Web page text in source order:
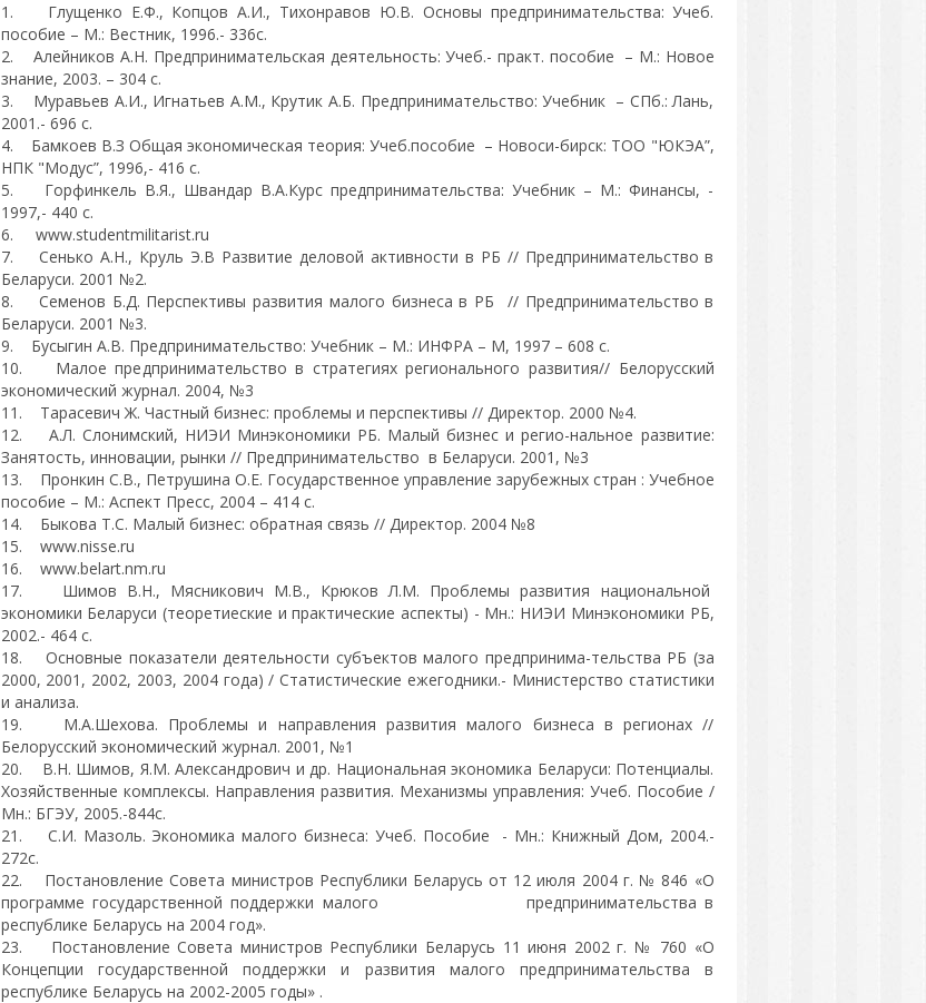
1. Глущенко Е.Ф., Копцов А.И., Тихонравов Ю.В. Основы предпринимательства: Учеб.
пособие – М.: Вестник, 1996.- 336с.
2. Алейников А.Н. Предпринимательская деятельность: Учеб.- практ. пособие – М.: Новое
знание, 2003. – 304 с.
3. Муравьев А.И., Игнатьев А.М., Крутик А.Б. Предпринимательство: Учебник – СПб.: Лань,
2001.- 696 с.
4. Бамкоев В.З Общая экономическая теория: Учеб.пособие – Новоси-бирск: ТОО "ЮКЭА”,
НПК "Модус”, 1996,- 416 с.
5. Горфинкель В.Я., Швандар В.А.Курс предпринимательства: Учебник – М.: Финансы, -
1997,- 440 с.
6. www.studentmilitarist.ru
7. Сенько А.Н., Круль Э.В Развитие деловой активности в РБ // Предпринимательство в
Беларуси. 2001 №2.
8. Семенов Б.Д. Перспективы развития малого бизнеса в РБ // Предпринимательство в
Беларуси. 2001 №3.
9. Бусыгин А.В. Предпринимательство: Учебник – М.: ИНФРА – М, 1997 – 608 с.
10. Малое предпринимательство в стратегиях регионального развития// Белорусский
экономический журнал. 2004, №3
11. Тарасевич Ж. Частный бизнес: проблемы и перспективы // Директор. 2000 №4.
12. А.Л. Слонимский, НИЭИ Минэкономики РБ. Малый бизнес и регио-нальное развитие:
Занятость, инновации, рынки // Предпринимательство в Беларуси. 2001, №3
13. Пронкин С.В., Петрушина О.Е. Государственное управление зарубежных стран : Учебное
пособие – М.: Аспект Пресс, 2004 – 414 с.
14. Быкова Т.С. Малый бизнес: обратная связь // Директор. 2004 №8
15. www.nisse.ru
16. www.belart.nm.ru
17. Шимов В.Н., Мясникович М.В., Крюков Л.М. Проблемы развития национальной
экономики Беларуси (теоретиеские и практические аспекты) - Мн.: НИЭИ Минэкономики РБ,
2002.- 464 с.
18. Основные показатели деятельности субъектов малого предпринима-тельства РБ (за
2000, 2001, 2002, 2003, 2004 года) / Статистические ежегодники.- Министерство статистики
и анализа.
19. М.А.Шехова. Проблемы и направления развития малого бизнеса в регионах //
Белорусский экономический журнал. 2001, №1
20. В.Н. Шимов, Я.М. Александрович и др. Национальная экономика Беларуси: Потенциалы.
Хозяйственные комплексы. Направления развития. Механизмы управления: Учеб. Пособие /
Мн.: БГЭУ, 2005.-844с.
21. С.И. Мазоль. Экономика малого бизнеса: Учеб. Пособие - Мн.: Книжный Дом, 2004.-
272с.
22. Постановление Совета министров Республики Беларусь от 12 июля 2004 г. № 846 «О
программе государственной поддержки малого предпринимательства в
республике Беларусь на 2004 год».
23. Постановление Совета министров Республики Беларусь 11 июня 2002 г. № 760 «О
Концепции государственной поддержки и развития малого предпринимательства в
республике Беларусь на 2002-2005 годы» .